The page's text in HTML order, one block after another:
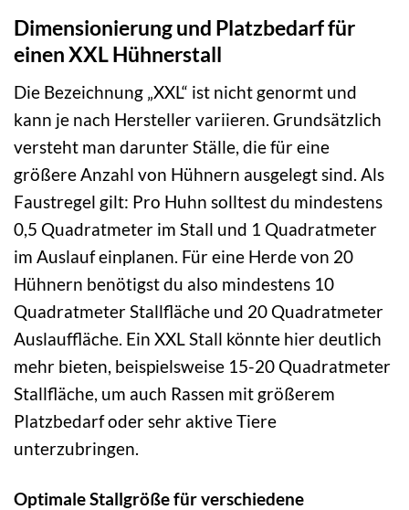
Dimensionierung und Platzbedarf für
einen XXL Hühnerstall
Die Bezeichnung „XXL“ ist nicht genormt und
kann je nach Hersteller variieren. Grundsätzlich
versteht man darunter Ställe, die für eine
größere Anzahl von Hühnern ausgelegt sind. Als
Faustregel gilt: Pro Huhn solltest du mindestens
0,5 Quadratmeter im Stall und 1 Quadratmeter
im Auslauf einplanen. Für eine Herde von 20
Hühnern benötigst du also mindestens 10
Quadratmeter Stallfläche und 20 Quadratmeter
Auslauffläche. Ein XXL Stall könnte hier deutlich
mehr bieten, beispielsweise 15-20 Quadratmeter
Stallfläche, um auch Rassen mit größerem
Platzbedarf oder sehr aktive Tiere
unterzubringen.
Optimale Stallgröße für verschiedene